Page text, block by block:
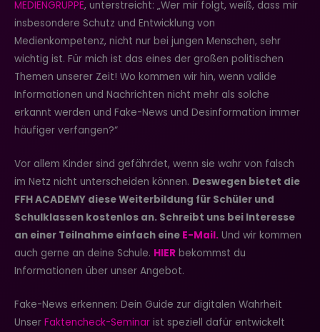
MEDIENGRUPPE, unterstreicht: „Wer mir folgt, weiß, dass mir
insbesondere Schutz und Entwicklung von
Medienkompetenz, nicht nur bei jungen Menschen, sehr
wichtig ist. Für mich ist das eines der großen politischen
Themen unserer Zeit! Wo kommen wir hin, wenn valide
Informationen und Nachrichten nicht mehr als solche
erkannt werden und Fake-News und Desinformation immer
häufiger verfangen?“
Vor allem Kinder sind gefährdet, wenn sie wahr von falsch
im Netz nicht unterscheiden können. Deswegen bietet die
FFH ACADEMY diese Weiterbildung für Schüler und
Schulklassen kostenlos an. Schreibt uns bei Interesse
an einer Teilnahme einfach eine E-Mail. Und wir kommen
auch gerne an deine Schule. HIER bekommst du
Informationen über unser Angebot.
Fake-News erkennen: Dein Guide zur digitalen Wahrheit
Unser Faktencheck-Seminar ist speziell dafür entwickelt